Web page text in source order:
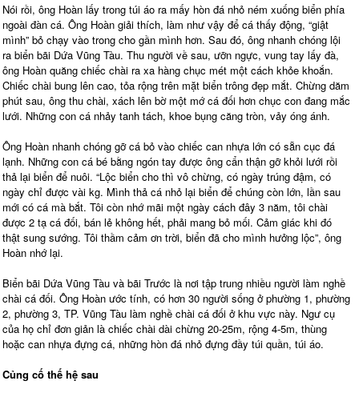
Nói rồi, ông Hoàn lấy trong túi áo ra mấy hòn đá nhỏ ném xuống biển phía
ngoài đàn cá. Ông Hoàn giải thích, làm như vậy để cá thấy động, “giật
mình” bỏ chạy vào trong cho gần mình hơn. Sau đó, ông nhanh chóng lội
ra biển bãi Dứa Vũng Tàu. Thu người về sau, ưỡn ngực, vung tay lấy đà,
ông Hoàn quăng chiếc chài ra xa hàng chục mét một cách khỏe khoắn.
Chiếc chài bung lên cao, tỏa rộng trên mặt biển trông đẹp mắt. Chừng dăm
phút sau, ông thu chài, xách lên bờ một mớ cá đối hơn chục con đang mắc
lưới. Những con cá nhảy tanh tách, khoe bụng căng tròn, vảy óng ánh.
Ông Hoàn nhanh chóng gỡ cá bỏ vào chiếc can nhựa lớn có sẵn cục đá
lạnh. Những con cá bé bằng ngón tay được ông cẩn thận gỡ khỏi lưới rồi
thả lại biển để nuôi. “Lộc biển cho thì vô chừng, có ngày trúng đậm, có
ngày chỉ được vài kg. Mình thả cá nhỏ lại biển để chúng còn lớn, lần sau
mới có cá mà bắt. Tôi còn nhớ mãi một ngày cách đây 3 năm, tôi chài
được 2 tạ cá đối, bán lẻ không hết, phải mang bỏ mối. Cảm giác khi đó
thật sung sướng. Tôi thầm cảm ơn trời, biển đã cho mình hưởng lộc”, ông
Hoàn nhớ lại.
Biển bãi Dứa Vũng Tàu và bãi Trước là nơi tập trung nhiều người làm nghề
chài cá đối. Ông Hoàn ước tính, có hơn 30 người sống ở phường 1, phường
2, phường 3, TP. Vũng Tàu làm nghề chài cá đối ở khu vực này. Ngư cụ
của họ chỉ đơn giản là chiếc chài dài chừng 20-25m, rộng 4-5m, thùng
hoặc can nhựa đựng cá, những hòn đá nhỏ đựng đầy túi quần, túi áo.
Củng cố thế hệ sau